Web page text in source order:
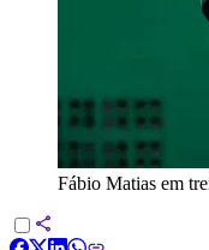
Fábio Matias em